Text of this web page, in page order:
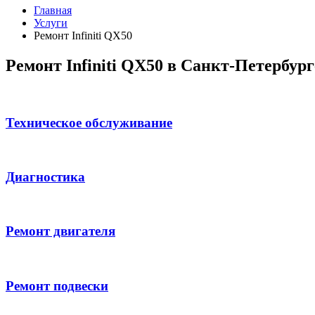
Главная
Услуги
Ремонт Infiniti QX50
Ремонт Infiniti QX50 в Санкт-
Техническое обслуживание
Диагностика
Ремонт двигателя
Ремонт подвески